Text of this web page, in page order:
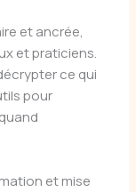
et ancrée,
et praticiens.
ce qui
pour
et mise